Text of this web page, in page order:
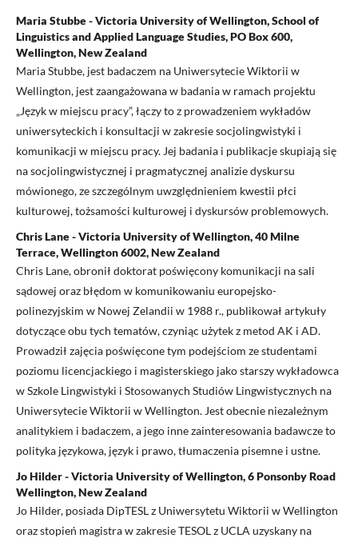
Maria Stubbe - Victoria University of Wellington, School of
Linguistics and Applied Language Studies, PO Box 600,
Wellington, New Zealand
Maria Stubbe, jest badaczem na Uniwersytecie Wiktorii w
Wellington, jest zaangażowana w badania w ramach projektu
„Język w miejscu pracy”, łączy to z prowadzeniem wykładów
uniwersyteckich i konsultacji w zakresie socjolingwistyki i
komunikacji w miejscu pracy. Jej badania i publikacje skupiają się
na socjolingwistycznej i pragmatycznej analizie dyskursu
mówionego, ze szczególnym uwzględnieniem kwestii płci
kulturowej, tożsamości kulturowej i dyskursów problemowych.
Chris Lane - Victoria University of Wellington, 40 Milne
Terrace, Wellington 6002, New Zealand
Chris Lane, obronił doktorat poświęcony komunikacji na sali
sądowej oraz błędom w komunikowaniu europejsko-
polinezyjskim w Nowej Zelandii w 1988 r., publikował artykuły
dotyczące obu tych tematów, czyniąc użytek z metod AK i AD.
Prowadził zajęcia poświęcone tym podejściom ze studentami
poziomu licencjackiego i magisterskiego jako starszy wykładowca
w Szkole Lingwistyki i Stosowanych Studiów Lingwistycznych na
Uniwersytecie Wiktorii w Wellington. Jest obecnie niezależnym
analitykiem i badaczem, a jego inne zainteresowania badawcze to
polityka językowa, język i prawo, tłumaczenia pisemne i ustne.
Jo Hilder - Victoria University of Wellington, 6 Ponsonby Road
Wellington, New Zealand
Jo Hilder, posiada DipTESL z Uniwersytetu Wiktorii w Wellington
oraz stopień magistra w zakresie TESOL z UCLA uzyskany na